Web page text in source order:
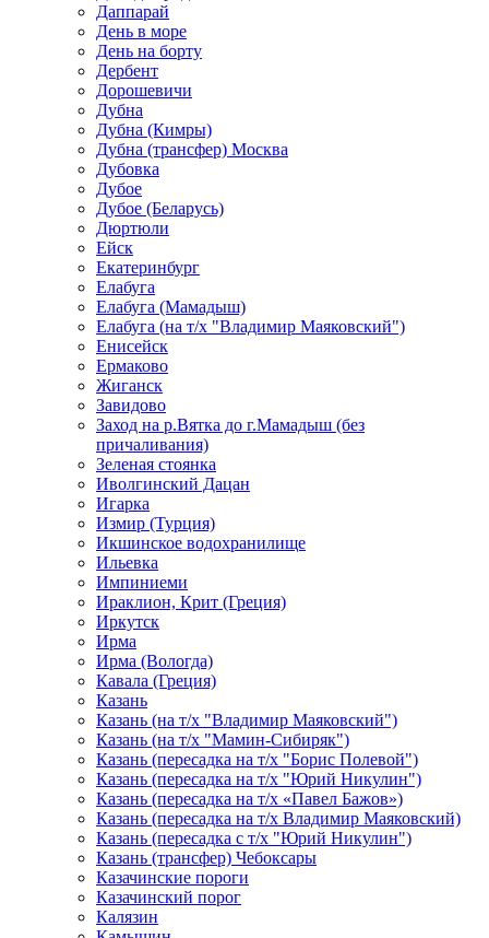
Даппарай
День в море
День на борту
Дербент
Дорошевичи
Дубна
Дубна (Кимры)
Дубна (трансфер) Москва
Дубовка
Дубое
Дубое (Беларусь)
Дюртюли
Ейск
Екатеринбург
Елабуга
Елабуга (Мамадыш)
Елабуга (на т/х "Владимир Маяковский")
Енисейск
Ермаково
Жиганск
Завидово
Заход на р.Вятка до г.Мамадыш (без
причаливания)
Зеленая стоянка
Иволгинский Дацан
Игарка
Измир (Турция)
Икшинское водохранилище
Ильевка
Импиниеми
Ираклион, Крит (Греция)
Иркутск
Ирма
Ирма (Вологда)
Кавала (Греция)
Казань
Казань (на т/х "Владимир Маяковский")
Казань (на т/х "Мамин-Сибиряк")
Казань (пересадка на т/х "Борис Полевой")
Казань (пересадка на т/х "Юрий Никулин")
Казань (пересадка на т/х «Павел Бажов»)
Казань (пересадка на т/х Владимир Маяковский)
Казань (пересадка с т/х "Юрий Никулин")
Казань (трансфер) Чебоксары
Казачинские пороги
Казачинский порог
Калязин